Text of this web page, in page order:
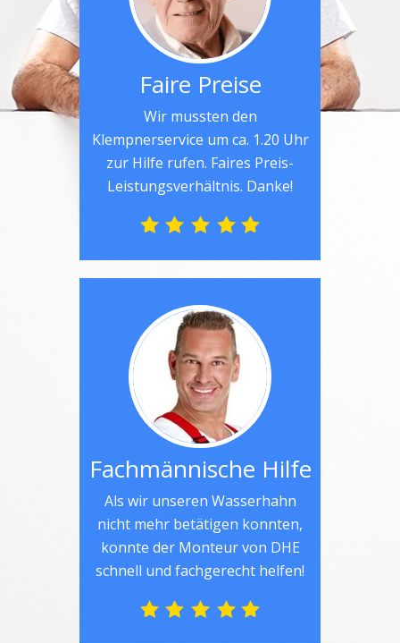
Faire Preise
Wir mussten den
Klempnerservice um ca. 1.20 Uhr
zur Hilfe rufen. Faires Preis-
Leistungsverhältnis. Danke!
Fachmännische Hilfe
Als wir unseren Wasserhahn
nicht mehr betätigen konnten,
konnte der Monteur von DHE
schnell und fachgerecht helfen!